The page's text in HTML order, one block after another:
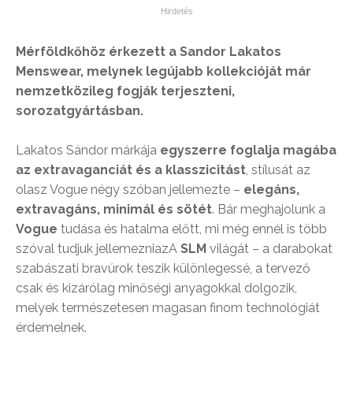
Mérföldkőhöz érkezett a Sandor Lakatos
Menswear, melynek legújabb kollekcióját már
nemzetközileg fogják terjeszteni,
sorozatgyártásban.
Lakatos Sándor márkája egyszerre foglalja magába
az extravaganciát és a klasszicitást, stílusát az
olasz Vogue négy szóban jellemezte – elegáns,
extravagáns, minimál és sötét. Bár meghajolunk a
Vogue tudása és hatalma előtt, mi még ennél is több
szóval tudjuk jellemezniazA SLM világát – a darabokat
szabászati bravúrok teszik különlegessé, a tervező
csak és kizárólag minőségi anyagokkal dolgozik,
melyek természetesen magasan finom technológiát
érdemelnek.